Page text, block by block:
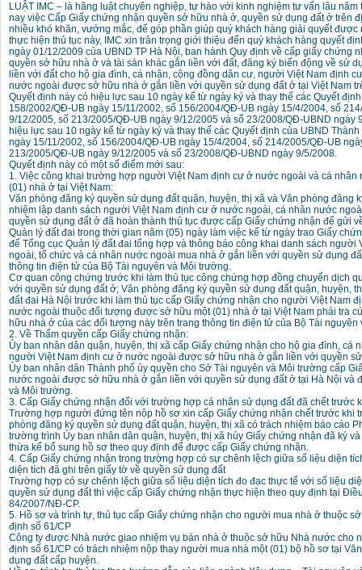
LUẬT IMC – là hãng luật chuyên nghiệp, tự hào với kinh nghiệm tư vấn lâu
nay việc Cấp Giấy chứng nhận quyền sở hữu nhà ở, quyền sử dụng đất ở trên
nhiều khó khăn, vướng mắc, để góp phần giúp quý khách hàng giải quyết
thực hiện thủ tục này, IMC xin trân trọng giới thiệu đến quý khách hàng quyết
ngày 01/12/2009 của UBND TP Hà Nội, ban hành Quy định về cấp giấy chứng
quyền sở hữu nhà ở và tài sản khác gắn liền với đất, đăng ký biến động về sử
liền với đất cho hộ gia đình, cá nhân, cộng đồng dân cư, người Việt Nam định
nước ngoài được sở hữu nhà ở gắn liền với quyền sử dụng đất ở tại Việt Nam
Quyết định này có hiệu lực sau 10 ngày kể từ ngày ký và thay thế các Quyết
158/2002/QĐ-UB ngày 15/11/2002, số 156/2004/QĐ-UB ngày 15/4/2004, số
9/12/2005, số 213/2005/QĐ-UB ngày 9/12/2005 và số 23/2008/QĐ-UBND ngày
hiệu lực sau 10 ngày kể từ ngày ký và thay thế các Quyết định của UBND
ngày 15/11/2002, số 156/2004/QĐ-UB ngày 15/4/2004, số 214/2005/QĐ-UB
213/2005/QĐ-UB ngày 9/12/2005 và số 23/2008/QĐ-UBND ngày 9/5/2008.
Quyết định này có một số điểm mới sau:
1. Việc công khai trường hợp người Việt Nam định cư ở nước ngoài và cá
(01) nhà ở tại Việt Nam:
Văn phòng đăng ký quyền sử dụng đất quận, huyện, thị xã và Văn phòng đăng
nhiệm lập danh sách người Việt Nam định cư ở nước ngoài, cá nhân nước
quyền sử dụng đất ở đã hoàn thành thủ tục được cấp Giấy chứng nhận để gửi
Quản lý đất đai trong thời gian năm (05) ngày làm việc kể từ ngày trao Giấy
để Tổng cục Quản lý đất đai tổng hợp và thông báo công khai danh sách
ngoài, tổ chức và cá nhân nước ngoài mua nhà ở gắn liền với quyền sử dụng
thông tin điện tử của Bộ Tài nguyên và Môi trường.
Cơ quan công chứng trước khi làm thủ tục công chứng hợp đồng chuyển dịch
với quyền sử dụng đất ở; Văn phòng đăng ký quyền sử dụng đất quận, huyện,
đất đai Hà Nội trước khi làm thủ tục cấp Giấy chứng nhận cho người Việt Nam
nước ngoài thuộc đối tượng được sở hữu một (01) nhà ở tại Việt Nam phải tra
hữu nhà ở của các đối tượng này trên trang thông tin điện tử của Bộ Tài nguyên
2. Về Thẩm quyền cấp Giấy chứng nhận:
Ủy ban nhân dân quận, huyện, thị xã cấp Giấy chứng nhận cho hộ gia đình, cá
người Việt Nam định cư ở nước ngoài được sở hữu nhà ở gắn liền với quyền
Ủy ban nhân dân Thành phố ủy quyền cho Sở Tài nguyên và Môi trường cấp
nước ngoài được sở hữu nhà ở gắn liền với quyền sử dụng đất ở tại Hà Nội và
và Môi trường.
3. Cấp Giấy chứng nhận đối với trường hợp cá nhân sử dụng đất đã chết trước
Trường hợp người đứng tên nộp hồ sơ xin cấp Giấy chứng nhận chết trước khi
phòng đăng ký quyền sử dụng đất quận, huyện, thị xã có trách nhiệm báo cáo
trường trình Ủy ban nhân dân quận, huyện, thị xã hủy Giấy chứng nhận đã ký
thừa kế bổ sung hồ sơ theo quy định để được cấp Giấy chứng nhận.
4. Cấp Giấy chứng nhận trong trường hợp có sự chênh lệch giữa số liệu diện
diện tích đã ghi trên giấy tờ về quyền sử dụng đất
Trường hợp có sự chênh lệch giữa số liệu diện tích đo đạc thực tế với số liệu
quyền sử dụng đất thì việc cấp Giấy chứng nhận thực hiện theo quy định tại
84/2007/NĐ-CP.
5. Hồ sơ và trình tự, thủ tục cấp Giấy chứng nhận cho người mua nhà ở thuộc
định số 61/CP
Công ty được Nhà nước giao nhiệm vụ bán nhà ở thuộc sở hữu Nhà nước cho
định số 61/CP có trách nhiệm nộp thay người mua nhà một (01) bộ hồ sơ tại
dụng đất cấp huyện.